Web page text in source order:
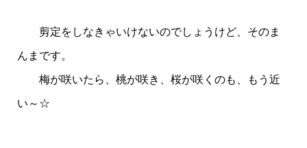
剪定をしなきゃいけないのでしょうけど、そのま
んまです。
梅が咲いたら、桃が咲き、桜が咲くのも、もう近
い～☆